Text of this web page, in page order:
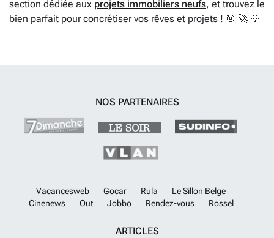
section dédiée aux projets immobiliers neufs, et trouvez le
bien parfait pour concrétiser vos rêves et projets ! 🎯 🚀 💡
NOS PARTENAIRES
Vacancesweb Gocar Rula
Le Sillon Belge
Cinenews
Out Jobbo Rendez-vous Rossel
ARTICLES